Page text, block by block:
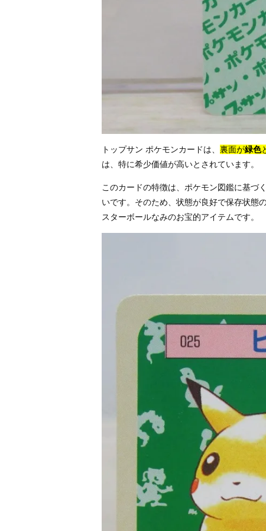
トップサン ポケモンカードは、 裏面が緑色
は、特に希少価値が高いとされています。
このカードの特徴は、ポケモン図鑑に基づ
いです。そのため、状態が良好で保存状態
スターボールなみのお宝的アイテムです。